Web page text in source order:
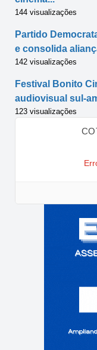
144 visualizações
Partido
e consolida
142 visualizações
Festival Bonito
audiovisual sul-
123 visualizações